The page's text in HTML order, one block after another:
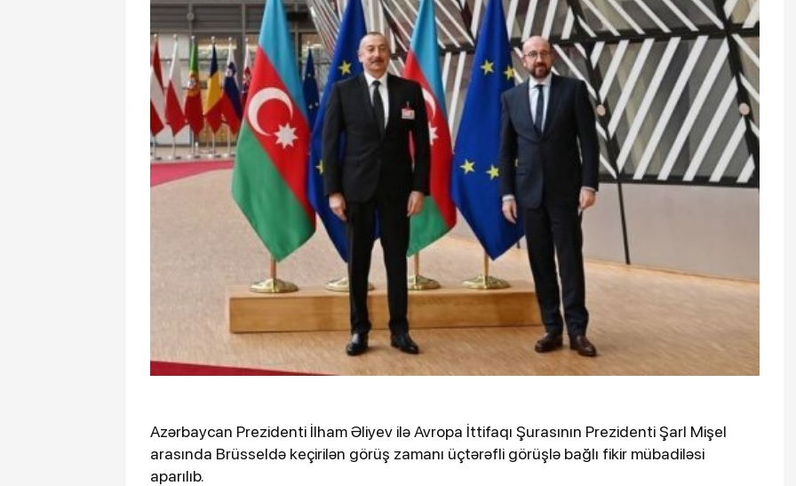
Azərbaycan Prezidenti İlham Əliyev ilə Avropa İttifaqı Şurasının Prezidenti Şarl Mişel
arasında Brüsseldə keçirilən görüş zamanı üçtərəfli görüşlə bağlı fikir mübadiləsi
aparılıb.